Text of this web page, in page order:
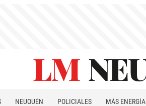
NEUQUÉN POLICIALES MÁS ENERGÍA